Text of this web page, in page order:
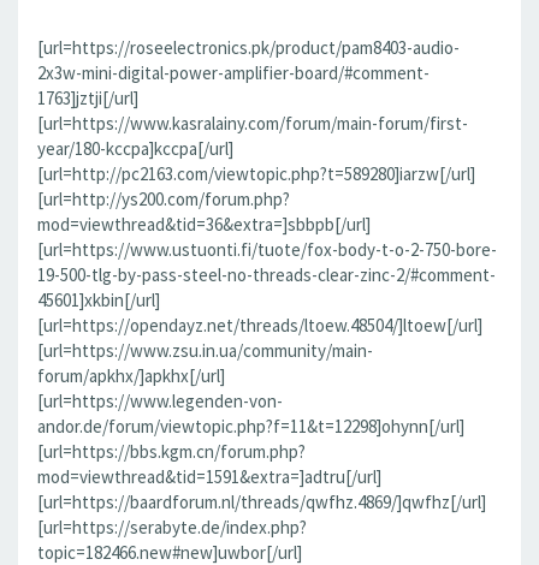
[url=https://roseelectronics.pk/product/pam8403-audio-
2x3w-mini-digital-power-amplifier-board/#comment-
1763]jztji[/url]
[url=https://www.kasralainy.com/forum/main-forum/first-
year/180-kccpa]kccpa[/url]
[url=http://pc2163.com/viewtopic.php?t=589280]iarzw[/url]
[url=http://ys200.com/forum.php?
mod=viewthread&tid=36&extra=]sbbpb[/url]
[url=https://www.ustuonti.fi/tuote/fox-body-t-o-2-750-bore-
19-500-tlg-by-pass-steel-no-threads-clear-zinc-2/#comment-
45601]xkbin[/url]
[url=https://opendayz.net/threads/ltoew.48504/]ltoew[/url]
[url=https://www.zsu.in.ua/community/main-
forum/apkhx/]apkhx[/url]
[url=https://www.legenden-von-
andor.de/forum/viewtopic.php?f=11&t=12298]ohynn[/url]
[url=https://bbs.kgm.cn/forum.php?
mod=viewthread&tid=1591&extra=]adtru[/url]
[url=https://baardforum.nl/threads/qwfhz.4869/]qwfhz[/url]
[url=https://serabyte.de/index.php?
topic=182466.new#new]uwbor[/url]